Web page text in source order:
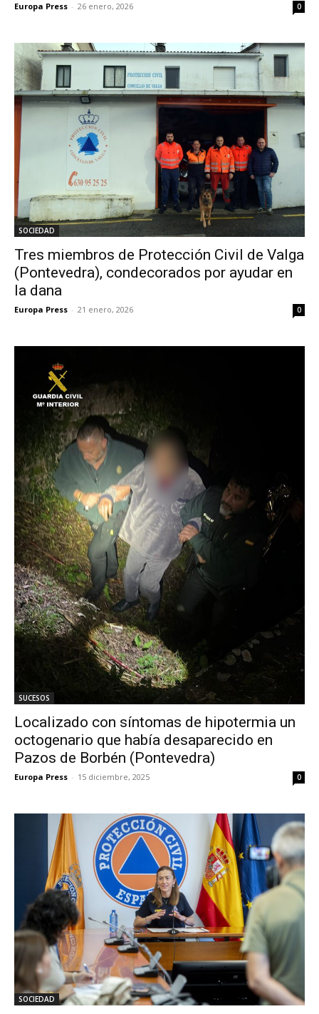
Europa Press - 26 enero, 2026 0
SOCIEDAD
Tres miembros de Protección Civil de Valga
(Pontevedra), condecorados por ayudar en
la dana
Europa Press - 21 enero, 2026 0
SUCESOS
Localizado con síntomas de hipotermia un
octogenario que había desaparecido en
Pazos de Borbén (Pontevedra)
Europa Press - 15 diciembre, 2025 0
SOCIEDAD